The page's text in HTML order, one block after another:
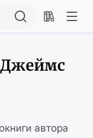
Джеймс
автора